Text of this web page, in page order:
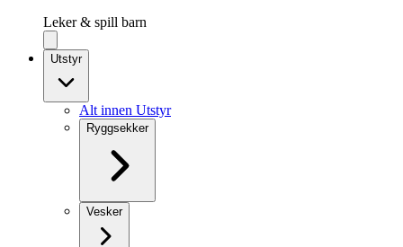
Leker & spill barn
Utstyr
Alt innen Utstyr
Ryggsekker
Vesker